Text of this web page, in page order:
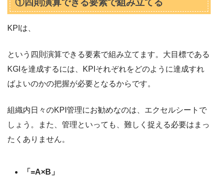
①四則演算できる要素で組み立てる
KPIは、
という四則演算できる要素で組み立てます。大目標である
KGIを達成するには、KPIそれぞれをどのように達成すれ
ばよいのかの把握が必要となるからです。
組織内日々のKPI管理にお勧めなのは、エクセルシートで
しょう。また、管理といっても、難しく捉える必要はまっ
たくありません。
「=A×B」